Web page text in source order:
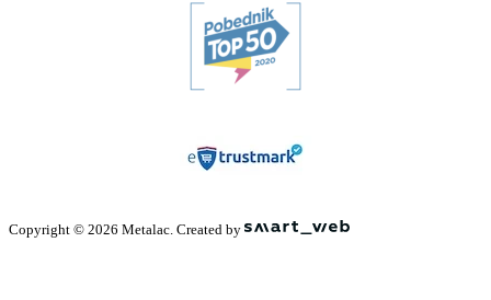
Copyright © 2026 Metalac. Created by